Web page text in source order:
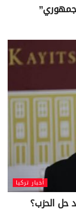
أخبار تركيا
حل الحزب؟